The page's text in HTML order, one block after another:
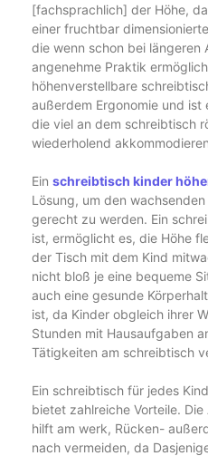
[fachsprachlich] der Höhe,
einer fruchtbar
die wenn schon bei längeren
angenehme Praktik
höhenverstellbare
außerdem Ergonomie und ist
die viel an dem schreibtisch
wiederholend
Ein schreibtisch kinder
Lösung, um den
gerecht zu werden. Ein
ist, ermöglicht es, die Höhe
der Tisch mit dem Kind
nicht bloß je eine bequeme
auch eine gesunde
ist, da Kinder obgleich ihrer
Stunden mit Hausaufgaben
Tätigkeiten am schreibtisch
Ein schreibtisch für jedes
bietet zahlreiche Vorteile.
hilft am werk, Rücken-
nach vermeiden, da